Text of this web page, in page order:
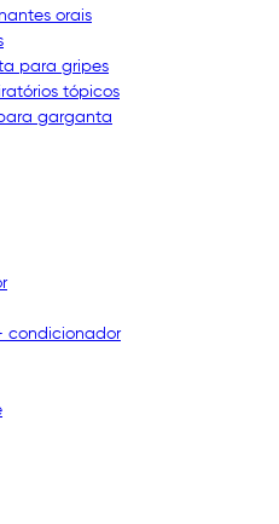
orais
para gripes
tópicos
garganta
condicionador